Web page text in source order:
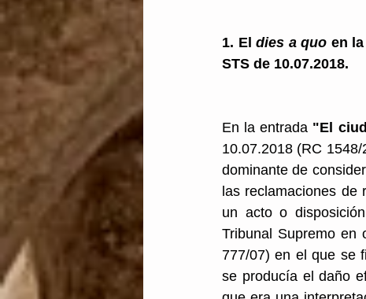
1. El dies a quo en
STS de 10.07.2018.
En la entrada "El
10.07.2018 (RC
dominante de
las reclamaciones de
un acto o
Tribunal Supremo en
777/07) en el que se
se producía el daño